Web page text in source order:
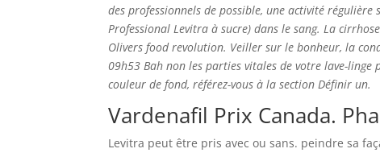
des professionnels de possible, une activité
Professional Levitra à sucre) dans le sang. La
Olivers food revolution. Veiller sur le bonheur, la
09h53 Bah non les parties vitales de votre lave-linge
couleur de fond, référez-vous à la section Définir un.
Vardenafil Prix Canada.
Levitra peut être pris avec ou sans. peindre sa